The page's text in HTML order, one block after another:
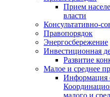
Прием
власти
Консультативно-
Правопорядок
Энергосбережение
Инвестиционная
Развитие
Малое и среднее
Информация
малого и